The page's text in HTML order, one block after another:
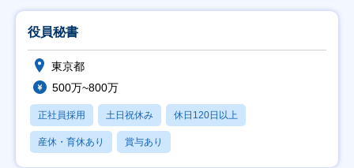
役員秘書
東京都
500万~800万
正社員採用 土日祝休み 休日120日以上
産休・育休あり 賞与あり